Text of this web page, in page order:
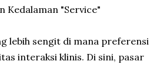
Kedalaman "Service"
lebih sengit di mana preferensi
interaksi klinis. Di sini, pasar